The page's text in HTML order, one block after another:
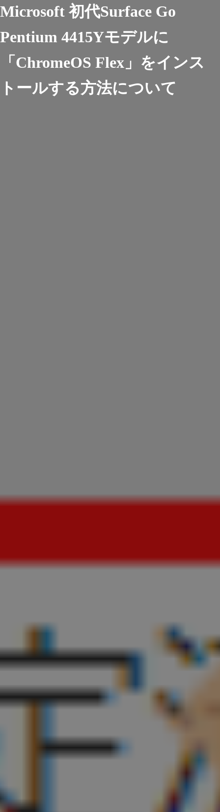
Microsoft 初代Surface Go
Pentium 4415Yモデルに
「ChromeOS Flex」をインス
トールする方法について